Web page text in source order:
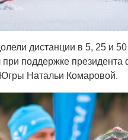
дистанции в 5, 25 и
поддержке
Натальи Комаровой.